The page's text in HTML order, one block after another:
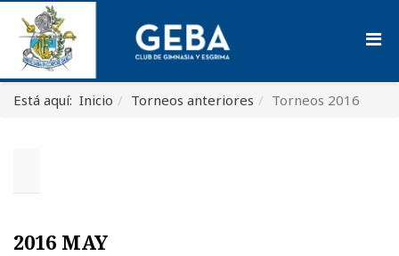
Está aquí: Inicio Torneos anteriores Torneos 2016
2016 MAY